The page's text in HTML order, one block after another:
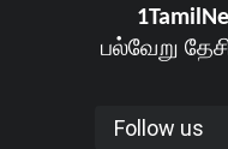
பல்வேறு
Follow us